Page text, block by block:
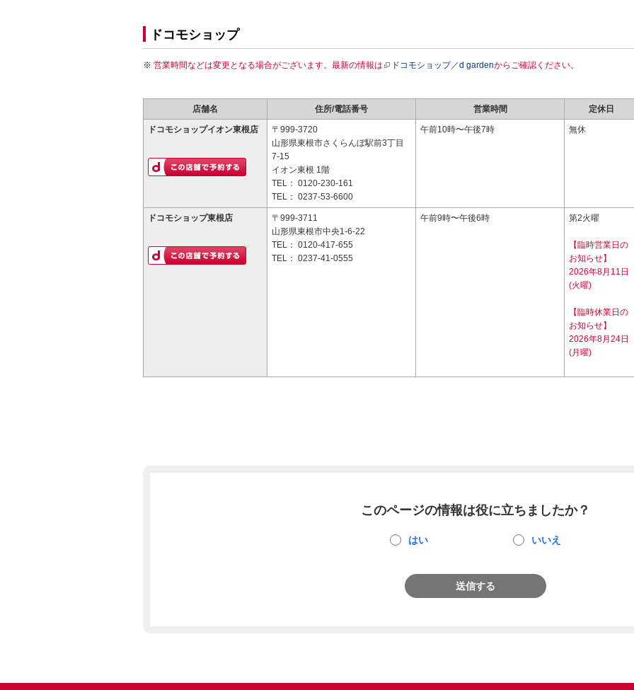
ドコモショップ
営業時間などは変更となる場合がございます。最新の情報は ドコモショップ／d gardenからご確認ください。
店舗名 住所/電話番号 営業時間 定休日
ドコモショップイオン東根店
〒999-3720
山形県東根市さくらんぼ駅前3丁目
7-15
イオン東根 1階
TEL： 0120-230-161
TEL： 0237-53-6600
午前10時〜午後7時 無休
ドコモショップ東根店
〒999-3711
山形県東根市中央1-6-22
TEL： 0120-417-655
TEL： 0237-41-0555
午前9時〜午後6時 第2火曜
【臨時営業日の
お知らせ】
2026年8月11日
(火曜)
【臨時休業日の
お知らせ】
2026年8月24日
(月曜)
このページの情報は役に立ちましたか？
はい いいえ
送信する